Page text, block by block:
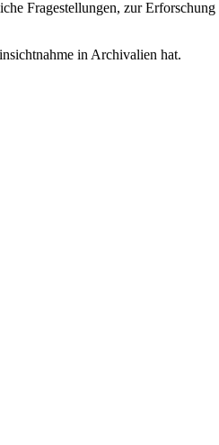
Fragestellungen, zur
in Archivalien hat.